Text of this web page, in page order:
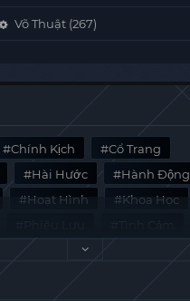
Võ Thuật (267)
Chính Kịch
Cổ Trang
Hài Hước
Hành Động
Hoạt Hình
Khoa Học
Tâm Lý Viễn Tưởng